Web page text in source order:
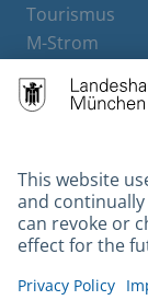
Tourismus
M-Strom
Hotels
Contact
Leichte